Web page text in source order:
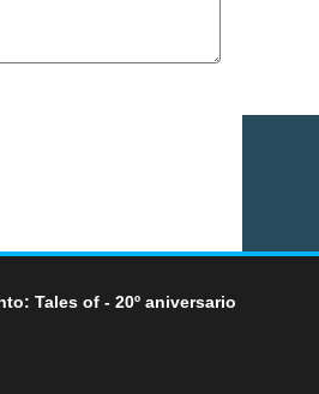
Tales of - 20º aniversario